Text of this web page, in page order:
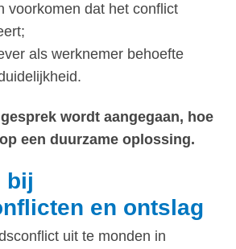
voorkomen dat het conflict
als werknemer behoefte
wordt aangegaan, hoe
een duurzame oplossing.
bij
en ontslag
uit te monden in